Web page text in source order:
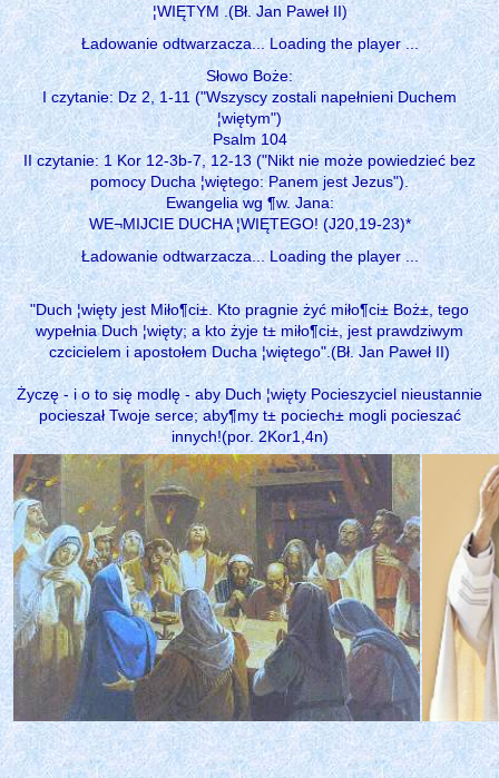
¦WIĘTYM .(Bł. Jan Paweł II)
Ładowanie odtwarzacza... Loading the player ...
Słowo Boże:
I czytanie: Dz 2, 1-11 ("Wszyscy zostali napełnieni Duchem
¦więtym")
Psalm 104
II czytanie: 1 Kor 12-3b-7, 12-13 ("Nikt nie może powiedzieć bez
pomocy Ducha ¦więtego: Panem jest Jezus").
Ewangelia wg ¶w. Jana:
WE¬MIJCIE DUCHA ¦WIĘTEGO! (J20,19-23)*
Ładowanie odtwarzacza... Loading the player ...
"Duch ¦więty jest Miło¶ci±. Kto pragnie żyć miło¶ci± Boż±, tego
wypełnia Duch ¦więty; a kto żyje t± miło¶ci±, jest prawdziwym
czcicielem i apostołem Ducha ¦więtego".(Bł. Jan Paweł II)
Życzę - i o to się modlę - aby Duch ¦więty Pocieszyciel nieustannie
pocieszał Twoje serce; aby¶my t± pociech± mogli pocieszać
innych!(por. 2Kor1,4n)